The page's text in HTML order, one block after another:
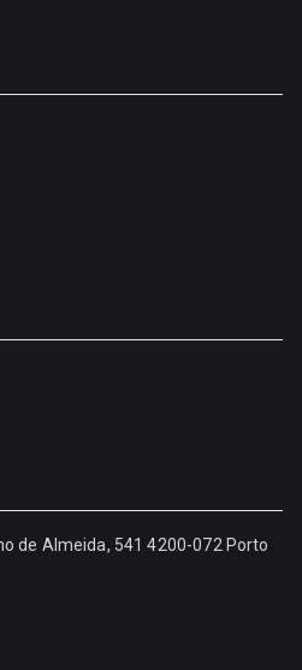
de Almeida, 541 4200-072 Porto